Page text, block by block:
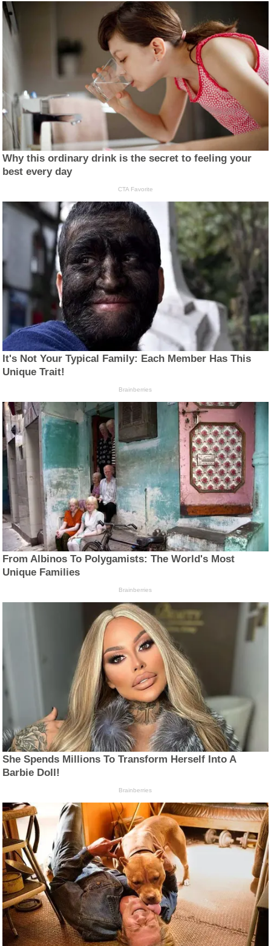
Why this ordinary drink is the secret to feeling your
best every day
CTA Favorite
It's Not Your Typical Family: Each Member Has This
Unique Trait!
Brainberries
From Albinos To Polygamists: The World's Most
Unique Families
Brainberries
She Spends Millions To Transform Herself Into A
Barbie Doll!
Brainberries